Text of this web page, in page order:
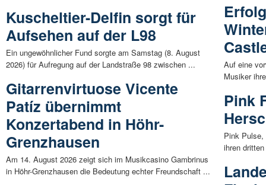
Kuscheltier-Delfin sorgt für
Aufsehen auf der L98
Ein ungewöhnlicher Fund sorgte am Samstag (8. August
2026) für Aufregung auf der Landstraße 98 zwischen ...
Gitarrenvirtuose Vicente
Patíz übernimmt
Konzertabend in Höhr-
Grenzhausen
Am 14. August 2026 zeigt sich im Musikcasino Gambrinus
in Höhr-Grenzhausen die Bedeutung echter Freundschaft ...
Auf eine
Musiker
Pink
Pink
ihren